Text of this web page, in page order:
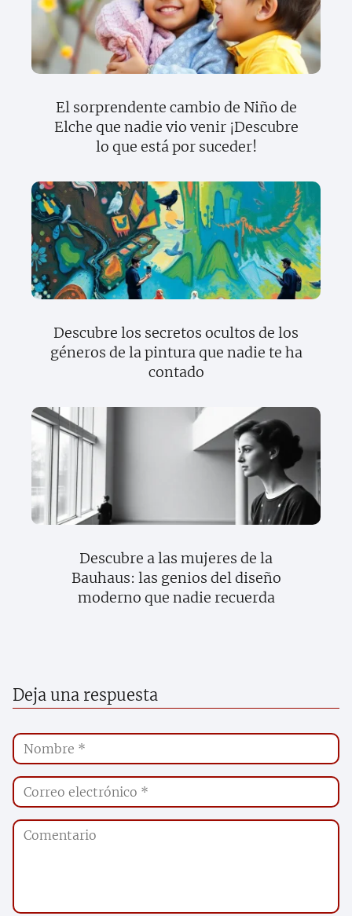
El sorprendente cambio de Niño de
Elche que nadie vio venir ¡Descubre
lo que está por suceder!
Descubre los secretos ocultos de los
géneros de la pintura que nadie te ha
contado
Descubre a las mujeres de la
Bauhaus: las genios del diseño
moderno que nadie recuerda
Deja una respuesta